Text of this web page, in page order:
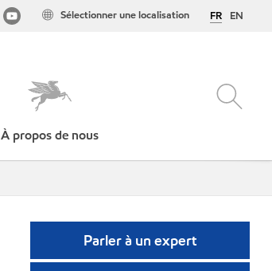
FR EN
Sélectionner une localisation
À propos de nous
Parler à un expert